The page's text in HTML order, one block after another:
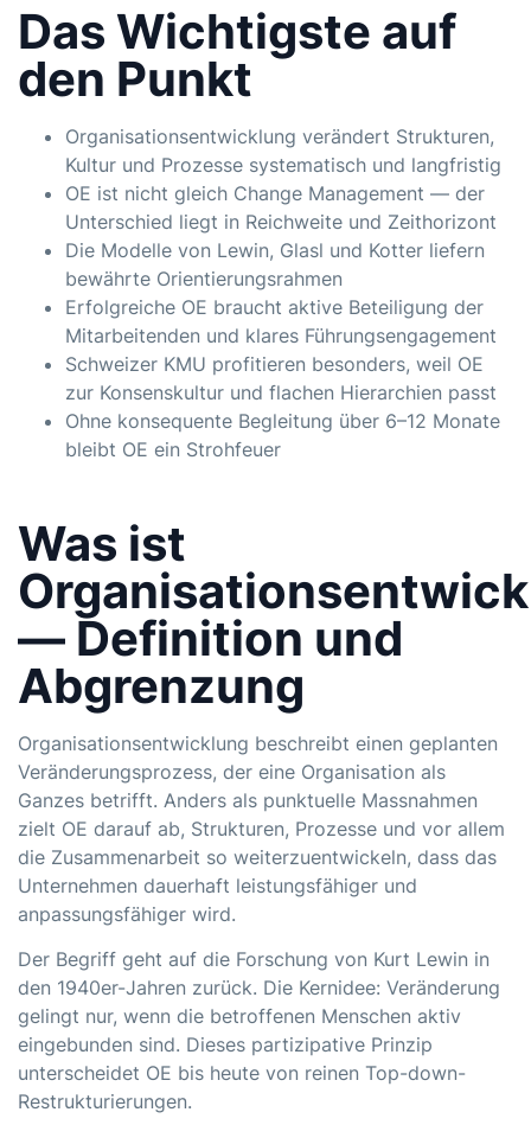
Das Wichtigste auf
den Punkt
Organisationsentwicklung verändert Strukturen,
Kultur und Prozesse systematisch und langfristig
OE ist nicht gleich Change Management — der
Unterschied liegt in Reichweite und Zeithorizont
Die Modelle von Lewin, Glasl und Kotter liefern
bewährte Orientierungsrahmen
Erfolgreiche OE braucht aktive Beteiligung der
Mitarbeitenden und klares Führungsengagement
Schweizer KMU profitieren besonders, weil OE
zur Konsenskultur und flachen Hierarchien passt
Ohne konsequente Begleitung über 6–12 Monate
bleibt OE ein Strohfeuer
Was ist
— Definition und
Abgrenzung
Organisationsentwicklung beschreibt einen geplanten
Veränderungsprozess, der eine Organisation als
Ganzes betrifft. Anders als punktuelle Massnahmen
zielt OE darauf ab, Strukturen, Prozesse und vor allem
die Zusammenarbeit so weiterzuentwickeln, dass das
Unternehmen dauerhaft leistungsfähiger und
anpassungsfähiger wird.
Der Begriff geht auf die Forschung von Kurt Lewin in
den 1940er-Jahren zurück. Die Kernidee: Veränderung
gelingt nur, wenn die betroffenen Menschen aktiv
eingebunden sind. Dieses partizipative Prinzip
unterscheidet OE bis heute von reinen Top-down-
Restrukturierungen.